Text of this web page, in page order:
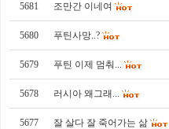
5681 조만간 이네여
5680 푸틴사망..?
5679 푸틴 이제 멈춰...
5678 러시아 왜그래...
5677 잘 살다 잘 죽어가는 삶